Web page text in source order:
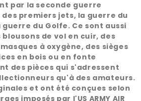
par la seconde guerre
premiers jets, la guerre du
du Golfe. Ce sont aussi
de vol en cuir, des
à oxygène, des sièges
en bois ou en fonte
des pièces qui s'adressent
qu'à des amateurs.
et ont été conçues selon
imposés par l'US ARMY AIR